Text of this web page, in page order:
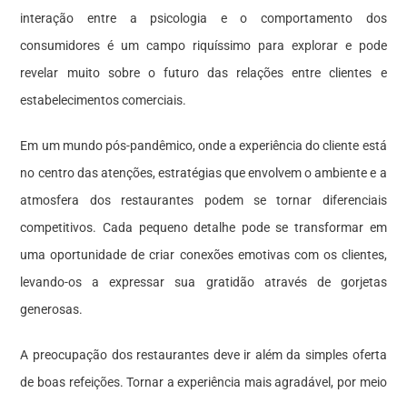
interação entre a psicologia e o comportamento dos
consumidores é um campo riquíssimo para explorar e pode
revelar muito sobre o futuro das relações entre clientes e
estabelecimentos comerciais.
Em um mundo pós-pandêmico, onde a experiência do cliente está
no centro das atenções, estratégias que envolvem o ambiente e a
atmosfera dos restaurantes podem se tornar diferenciais
competitivos. Cada pequeno detalhe pode se transformar em
uma oportunidade de criar conexões emotivas com os clientes,
levando-os a expressar sua gratidão através de gorjetas
generosas.
A preocupação dos restaurantes deve ir além da simples oferta
de boas refeições. Tornar a experiência mais agradável, por meio